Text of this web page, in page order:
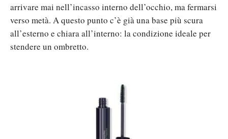
arrivare mai nell’incasso interno dell’occhio, ma fermarsi
verso metà. A questo punto c’è già una base più scura
all’esterno e chiara all’interno: la condizione ideale per
stendere un ombretto.